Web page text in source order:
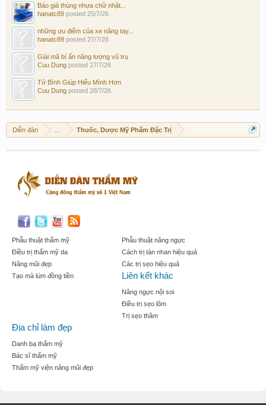
Báo giá thùng nhựa chữ nhật...
hanatc89 posted 25/7/26
những ưu điểm của xe nâng tay...
hanatc89 posted 27/7/26
Giải mã bí ẩn năng lượng vũ trụ
Cuu Dung posted 27/7/26
Tử Bình Giúp Hiểu Mình Hơn
Cuu Dung posted 28/7/26
Diễn đàn Thuốc, Dược Mỹ Phẩm Đặc Trị
Phẫu thuật thẩm mỹ
Điều trị thẩm mỹ da
Nâng mũi đẹp
Tạo mà lúm đồng tiền
Phẫu thuật nâng ngực
Cách trị tàn nhan hiệu quả
Các trị sẹo hiệu quả
Liên kết khác
Nâng ngực nội soi
Điều trị sẹo lõm
Trị sẹo thâm
Địa chỉ làm đẹp
Danh bạ thẩm mỹ
Bác sĩ thẩm mỹ
Thẩm mỹ viện nâng mũi đẹp